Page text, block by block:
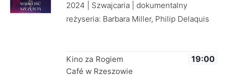
2024 | Szwajcaria | dokumentalny
reżyseria: Barbara Miller, Philip Delaquis
Kino za Rogiem
Café w Rzeszowie
19:00